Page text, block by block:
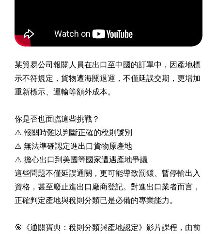
某貿易公司報關人員在出口至中國的訂單中，因產地標
示不符規定，貨物遭海關退運，不僅延誤交期，更增加
重新標示、運輸等額外成本。
你是否也面臨這些挑戰？
⚠️ 報關時難以判斷正確的稅則號別
⚠️ 無法準確認定進出口貨物原產地
⚠️ 擔心出口到美國等國家遭遇產地爭議
這些問題不僅延誤通關，更可能導致罰鍰、暫停輸出入
資格，甚至廢止進出口廠商登記。對進出口業者而言，
正確判定產地與稅則分類已是必備的專業能力。
🎯《通關寶典：稅則分類與產地認定》影片課程，由前